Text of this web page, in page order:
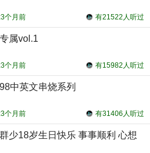
有21522人听过
个月前
属vol.1
有15982人听过
个月前
中英文串烧系列
有31406人听过
个月前
少18岁生日快乐 事事顺利 心想